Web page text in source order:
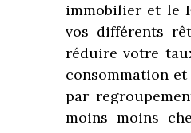
immobilier et le
vos différents
réduire votre
consommation
par
moins moins